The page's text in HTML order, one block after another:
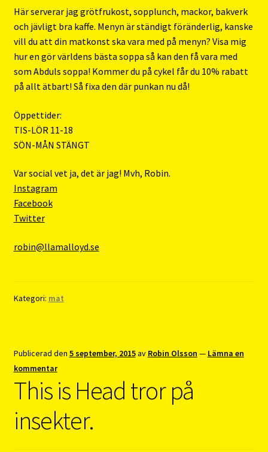
Här serverar jag grötfrukost, sopplunch, mackor, bakverk
och jävligt bra kaffe. Menyn är ständigt föränderlig, kanske
vill du att din matkonst ska vara med på menyn? Visa mig
hur en gör världens bästa soppa så kan den få vara med
som Abduls soppa! Kommer du på cykel får du 10% rabatt
på allt ätbart! Så fixa den där punkan nu då!
Öppettider:
TIS-LÖR 11-18
SÖN-MÅN STÄNGT
Var social vet ja, det är jag! Mvh, Robin.
Instagram
Facebook
Twitter
robin@llamalloyd.se
Kategori: mat
Publicerad den 5 september, 2015av Robin Olsson — Lämna en
kommentar
This is Head tror på
insekter.